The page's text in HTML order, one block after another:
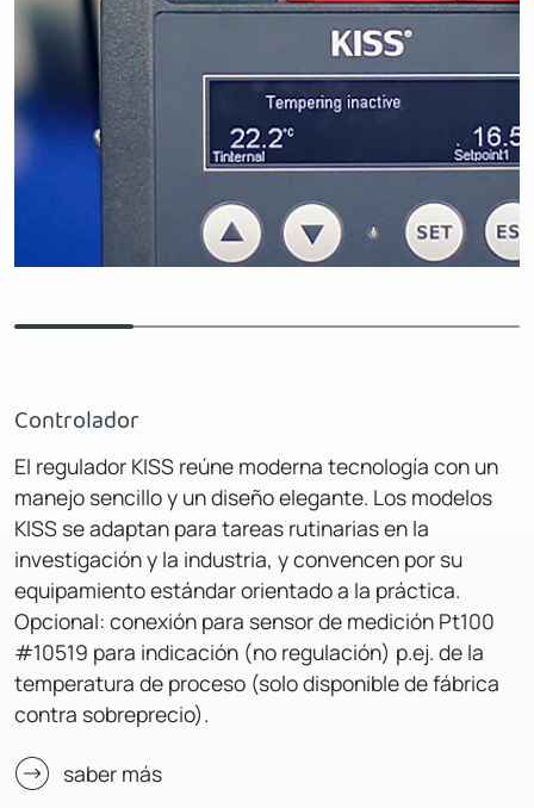
Controlador
El regulador KISS reúne moderna tecnología con un
manejo sencillo y un diseño elegante. Los modelos
KISS se adaptan para tareas rutinarias en la
investigación y la industria, y convencen por su
equipamiento estándar orientado a la práctica.
Opcional: conexión para sensor de medición Pt100
#10519 para indicación (no regulación) p.ej. de la
temperatura de proceso (solo disponible de fábrica
contra sobreprecio).
saber más